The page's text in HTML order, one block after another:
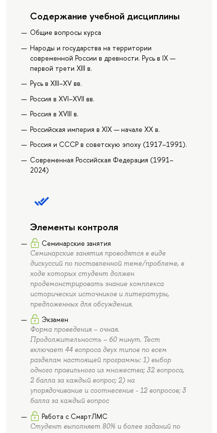
Содержание учебной дисциплины
Общие вопросы курса
Народы и государства на территории
современной России в древности. Русь в IX —
первой трети XIII в.
Русь в XIII–XV вв.
Россия в XVI–XVII вв.
Россия в XVIII в.
Российская империя в XIX — начале ХХ в.
Россия и СССР в советскую эпоху (1917–1991).
Современная Российская Федерация (1991–
2024)
Элементы контроля
Семинарские занятия
Семинарские занятия проводятся в виде
дискуссий по поставленной теме/проблеме, в
ходе которых студент должен
продемонстрировать знание комплекса
исторических источников и литературы,
предложенных для обсуждения.
Экзамен
Форма проведения – очная.
Продолжительность – 60 минут. Тест
включает 44 вопроса двух типов по всем
разделам настоящей программы: 1) выбор
одного правильного из множества; 32 вопроса,
2 балла за каждый вопрос; 2) на
упорядочивание и соотнесение - 12 вопросов; 3
балла за каждый вопрос
Работа с СмартЛМС
Студент выполняет 80% и более заданий по